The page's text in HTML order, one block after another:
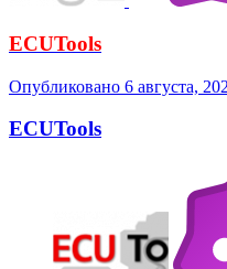
ECUTools
Опубликовано 6 августа,
ECUTools